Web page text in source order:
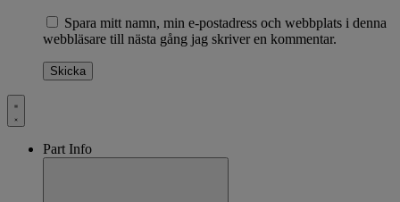
Spara mitt namn, min e-postadress och webbplats i denna
webbläsare till nästa gång jag skriver en kommentar.
Part Info